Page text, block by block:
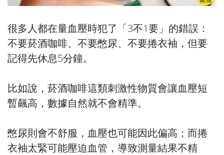
很多人都在量血壓時犯了「3不1要」的錯誤：
不要菸酒咖啡、不要憋尿、不要捲衣袖，但要
記得先休息5分鐘。
比如說，菸酒咖啡這類刺激性物質會讓血壓短
暫飆高，數據自然就不會精準。
憋尿則會不舒服，血壓也可能因此偏高；而捲
衣袖太緊可能壓迫血管，導致測量結果不精